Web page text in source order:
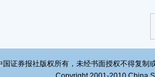
一、审议通过《关于使用部
公司于2020年1月完成非公开
司（简称“瀚丰矿业”）100%股
亿元，公司已向瀚丰矿业增资
国证券报社版权所有，未经书面授权不得复